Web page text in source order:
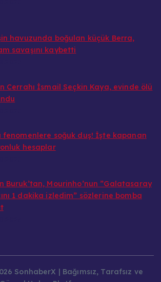
havuzunda boğulan küçük Berra,
savaşını kaybetti
Cerrahı İsmail Seçkin Kaya, evinde ölü
fenomenlere soğuk duş! İşte kapanan
hesaplar
Buruk’tan, Mourinho’nun ”Galatasaray
1 dakika izledim” sözlerine bomba
SonhaberX | Bağımsız, Tarafsız ve